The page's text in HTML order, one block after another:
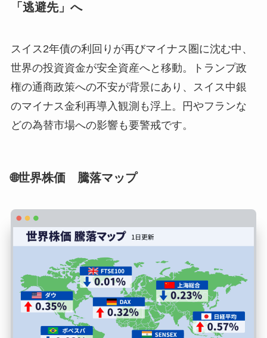
「逃避先」へ
スイス2年債の利回りが再びマイナス圏に沈む中、
世界の投資資金が安全資産へと移動。トランプ政
権の通商政策への不安が背景にあり、スイス中銀
のマイナス金利再導入観測も浮上。円やフランな
どの為替市場への影響も要警戒です。
🌐世界株価 騰落マップ